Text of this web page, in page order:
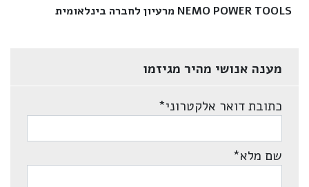
NEMO POWER TOOLS מרעיון לחברה בינלאומית‎
מענה אנושי מהיר מגיזמו
כתובת דואר אלקטרוני*
שם מלא*